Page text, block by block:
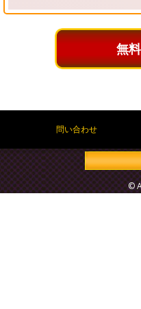
無
問い合わせ
©